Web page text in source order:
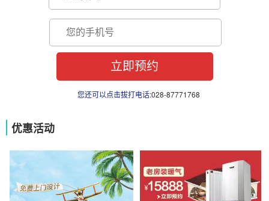
您还可以点击拔打电话:028-87771768
优惠活动